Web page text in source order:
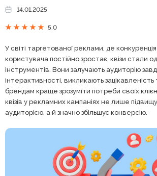
14.01.2025
5.0
У світі таргетованої реклами, де конкуренція
користувача постійно зростає, квізи стали
інструментів. Вони залучають аудиторію
інтерактивності, викликають
брендам краще зрозуміти потреби своїх
квізів у рекламних кампаніях не лише
аудиторією, а й значно збільшує конверсію.